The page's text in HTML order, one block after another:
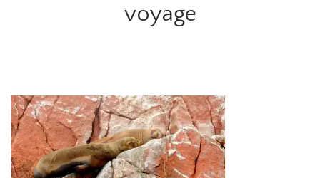
voyage